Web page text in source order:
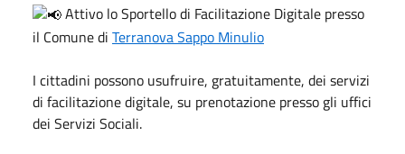
Attivo lo Sportello di Facilitazione Digitale presso
il Comune di Terranova Sappo Minulio
I cittadini possono usufruire, gratuitamente, dei servizi
di facilitazione digitale, su prenotazione presso gli uffici
dei Servizi Sociali.